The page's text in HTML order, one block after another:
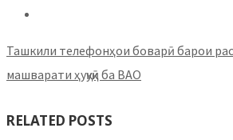
Ташкили телефонҳои боварӣ барои
машварати ҳуқуқӣ ба ВАО
RELATED POSTS